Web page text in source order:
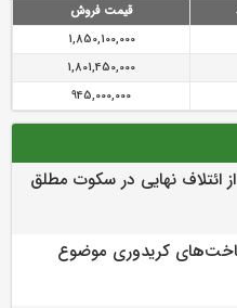
قیمت فروش
1,850,100,000
1,801,450,000
945,000,000
ائتلاف‌ نهایی در سکوت مطلق
کریدوری موضوع